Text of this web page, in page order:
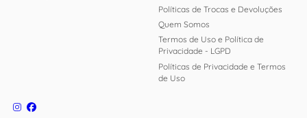
Políticas de Trocas e Devoluções
Quem Somos
Termos de Uso e Política de
Privacidade - LGPD
Políticas de Privacidade e Termos
de Uso